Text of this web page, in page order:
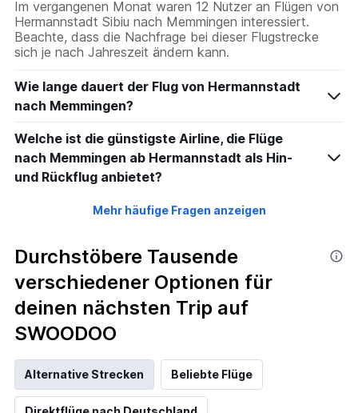
Im vergangenen Monat waren 12 Nutzer an Flügen von
Hermannstadt Sibiu nach Memmingen interessiert.
Beachte, dass die Nachfrage bei dieser Flugstrecke
sich je nach Jahreszeit ändern kann.
Wie lange dauert der Flug von Hermannstadt
nach Memmingen?
Welche ist die günstigste Airline, die Flüge
nach Memmingen ab Hermannstadt als Hin-
und Rückflug anbietet?
Mehr häufige Fragen anzeigen
Durchstöbere Tausende
verschiedener Optionen für
deinen nächsten Trip auf
SWOODOO
Alternative Strecken Beliebte Flüge